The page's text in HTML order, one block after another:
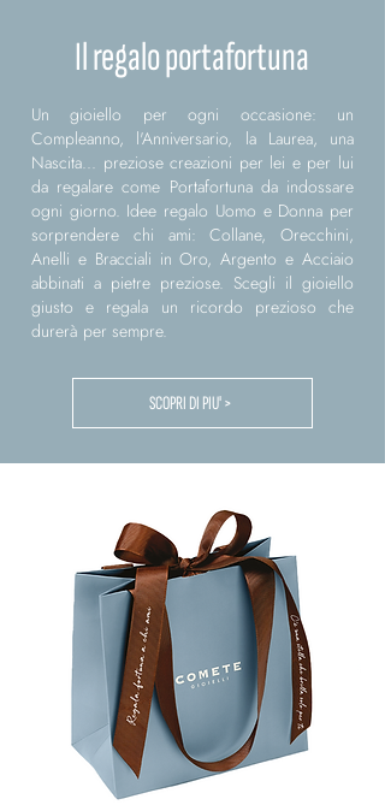
Il regalo portafortuna
Un gioiello per ogni occasione: un
Compleanno, l'Anniversario, la Laurea, una
Nascita... preziose creazioni per lei e per lui
da regalare come Portafortuna da indossare
ogni giorno. Idee regalo Uomo e Donna per
sorprendere chi ami: Collane, Orecchini,
Anelli e Bracciali in Oro, Argento e Acciaio
abbinati a pietre preziose. Scegli il gioiello
giusto e regala un ricordo prezioso che
durerà per sempre.
SCOPRI DI PIU' >